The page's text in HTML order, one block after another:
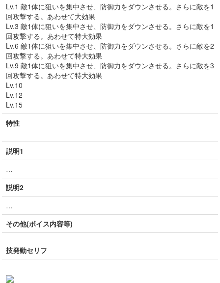
Lv.1 敵1体に狙いを集中させ、防御力をダウンさせる。さらに敵を1
回攻撃する。あわせて大効果
Lv.3 敵1体に狙いを集中させ、防御力をダウンさせる。さらに敵を1
回攻撃する。あわせて特大効果
Lv.6 敵1体に狙いを集中させ、防御力をダウンさせる。さらに敵を2
回攻撃する。あわせて特大効果
Lv.9 敵1体に狙いを集中させ、防御力をダウンさせる。さらに敵を3
回攻撃する。あわせて特大効果
Lv.10
Lv.12
Lv.15
特性
説明1
…
説明2
…
その他(ボイス内容等)
技発動セリフ